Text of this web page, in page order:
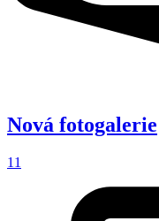
Nová fotogalerie
11